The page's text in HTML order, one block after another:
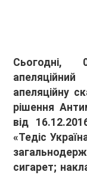
Сьогодні,
апеляційну
рішення
від
«Тедіс
сигарет;